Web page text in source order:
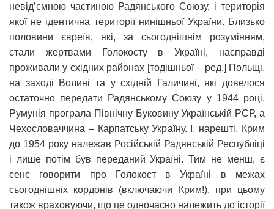
невід’ємною частиною Радянського Союзу, і територія
якої не ідентична території нинішньої України. Близько
половини євреїв, які, за сьогоднішнім розумінням,
стали жертвами Голокосту в Україні, насправді
проживали у східних районах [тодішньої – ред.] Польщі,
на заході Волині та у східній Галичині, які довелося
остаточно передати Радянському Союзу у 1944 році.
Румунія програла Північну Буковину Українській РСР, а
Чехословаччина – Карпатську Україну. І, нарешті, Крим
до 1954 року належав Російській Радянській Республіці
і лише потім був переданий Україні. Тим не менш, є
сенс говорити про Голокост в Україні в межах
сьогоднішніх кордонів (включаючи Крим!), при цьому
також враховуючи, що це одночасно належить до історії